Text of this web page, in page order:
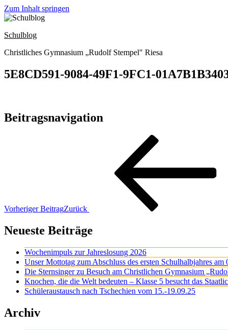
Zum Inhalt springen
Schulblog
Christliches Gymnasium „Rudolf Stempel" Riesa
5E8CD591-9084-49F1-9FC1-
Beitragsnavigation
Vorheriger BeitragZurück
Neueste Beiträge
Wochenimpuls zur Jahreslosung 2026
Unser Mottotag zum Abschluss des ersten Schulhalbjahres am
Die Sternsinger zu Besuch am Christlichen Gymnasium
Knochen, die die Welt bedeuten – Klasse 5 besucht das
Schüleraustausch nach Tschechien vom 15.-19.09.25
Archiv